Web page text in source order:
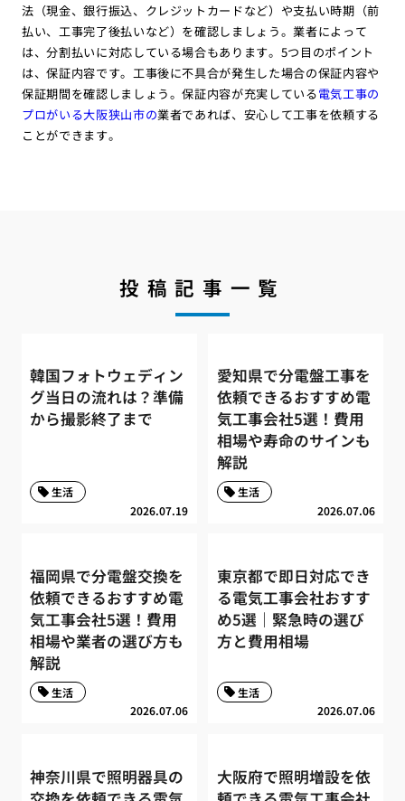
法（現金、銀行振込、クレジットカードなど）や支払い時期（前
払い、工事完了後払いなど）を確認しましょう。業者によって
は、分割払いに対応している場合もあります。5つ目のポイント
は、保証内容です。工事後に不具合が発生した場合の保証内容や
保証期間を確認しましょう。保証内容が充実している電気工事の
プロがいる大阪狭山市の業者であれば、安心して工事を依頼する
ことができます。
投稿記事一覧
韓国フォトウェディン
グ当日の流れは？準備
から撮影終了まで
2026.07.19
生活
愛知県で分電盤工事を
依頼できるおすすめ電
気工事会社5選！費用
相場や寿命のサインも
解説
2026.07.06
生活
福岡県で分電盤交換を
依頼できるおすすめ電
気工事会社5選！費用
相場や業者の選び方も
解説
2026.07.06
生活
東京都で即日対応でき
る電気工事会社おすす
め5選｜緊急時の選び
方と費用相場
2026.07.06
生活
神奈川県で照明器具の
大阪府で照明増設を依